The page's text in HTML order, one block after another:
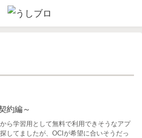
約編～
ら学習用として無料で利用できそうなアプ
してましたが、OCIが希望に合いそうだっ